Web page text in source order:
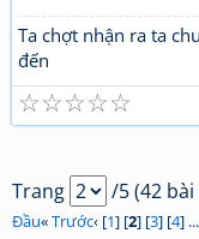
Ta chợt nhận ra ta
đến
☆
☆
☆
☆
☆
Trang /5 (42 bài
Đầu«Trước‹ [1] [2] [3] [4]